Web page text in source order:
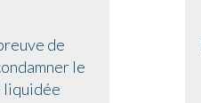
de
le
liquidée